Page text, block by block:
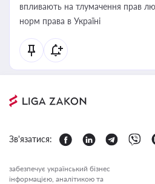
впливають на тлумачення прав
норм права в Україні
Зв'язатися:
забезпечує український бізнес
інформацією, аналітикою та